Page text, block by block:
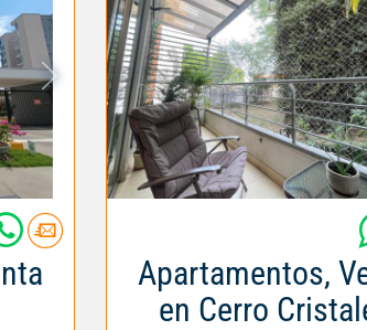
Apartamentos,
en Cerro